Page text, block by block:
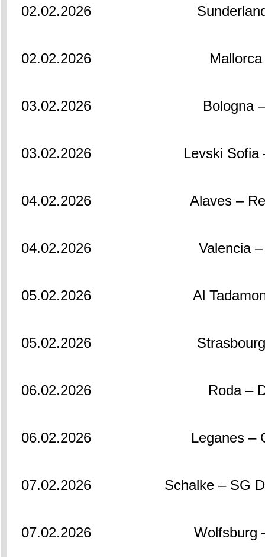
02.02.2026
02.02.2026
03.02.2026 Bologna
03.02.2026 Levski Sofia
04.02.2026 Alaves –
04.02.2026 Valencia
05.02.2026 Al
05.02.2026
06.02.2026 Roda –
06.02.2026 Leganes –
07.02.2026 Schalke – SG
07.02.2026 Wolfsburg